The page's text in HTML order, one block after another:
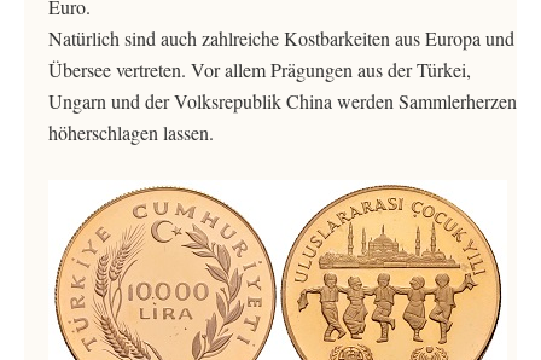
Euro.
Natürlich sind auch zahlreiche Kostbarkeiten aus Europa und
Übersee vertreten. Vor allem Prägungen aus der Türkei,
Ungarn und der Volksrepublik China werden Sammlerherzen
höherschlagen lassen.